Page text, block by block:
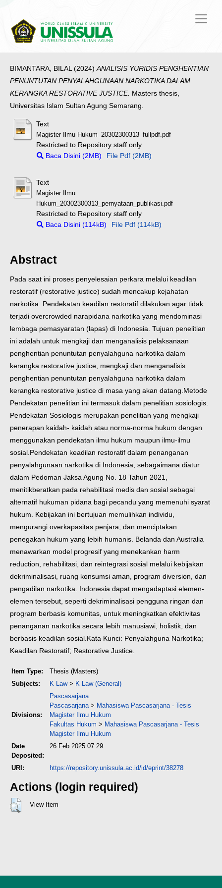
BIMANTARA, BILAL(2024)ANALISIS YURIDIS PENGHENTIAN
PENUNTUTAN PENYALAHGUNAAN NARKOTIKA DALAM
KERANGKA RESTORATIVE JUSTICE. Masters thesis,
Universitas Islam Sultan Agung Semarang.
Text
Magister Ilmu Hukum_20302300313_fullpdf.pdf
Restricted to Repository staff only
Baca Disini (2MB)
File Pdf (2MB)
Text
Magister Ilmu
Hukum_20302300313_pernyataan_publikasi.pdf
Restricted to Repository staff only
Baca Disini (114kB)
File Pdf (114kB)
Abstract
Pada saat ini proses penyelesaian perkara melalui keadilan
restoratif (restorative justice) sudah mencakup kejahatan
narkotika. Pendekatan keadilan restoratif dilakukan agar tidak
terjadi overcrowded narapidana narkotika yang mendominasi
lembaga pemasyaratan (lapas) di Indonesia. Tujuan penelitian
ini adalah untuk mengkaji dan menganalisis pelaksanaan
penghentian penuntutan penyalahguna narkotika dalam
kerangka restorative justice, mengkaji dan menganalisis
penghentian penuntutan penyalahguna narkotika dalam
kerangka restorative justice di masa yang akan datang.Metode
Pendekatan penelitian ini termasuk dalam penelitian sosiologis.
Pendekatan Sosiologis merupakan penelitian yang mengkaji
penerapan kaidah- kaidah atau norma-norma hukum dengan
menggunakan pendekatan ilmu hukum maupun ilmu-ilmu
sosial.Pendekatan keadilan restoratif dalam penanganan
penyalahgunaan narkotika di Indonesia, sebagaimana diatur
dalam Pedoman Jaksa Agung No. 18 Tahun 2021,
menitikberatkan pada rehabilitasi medis dan sosial sebagai
alternatif hukuman pidana bagi pecandu yang memenuhi syarat
hukum. Kebijakan ini bertujuan memulihkan individu,
mengurangi overkapasitas penjara, dan menciptakan
penegakan hukum yang lebih humanis. Belanda dan Australia
menawarkan model progresif yang menekankan harm
reduction, rehabilitasi, dan reintegrasi sosial melalui kebijakan
dekriminalisasi, ruang konsumsi aman, program diversion, dan
pengadilan narkotika. Indonesia dapat mengadaptasi elemen-
elemen tersebut, seperti dekriminalisasi pengguna ringan dan
program berbasis komunitas, untuk meningkatkan efektivitas
penanganan narkotika secara lebih manusiawi, holistik, dan
berbasis keadilan sosial.Kata Kunci: Penyalahguna Narkotika;
Keadilan Restoratif; Restorative Justice.
Item Type:
Thesis (Masters)
Subjects:
K Law> K Law (General)
Divisions:
Pascasarjana
Pascasarjana> Mahasiswa Pascasarjana - Tesis
Magister Ilmu Hukum
Fakultas Hukum > Mahasiswa Pascasarjana - Tesis
Magister Ilmu Hukum
Date
Deposited:
26 Feb 2025 07:29
URI: https://repository.unissula.ac.id/id/eprint/38278
Actions (login required)
View Item